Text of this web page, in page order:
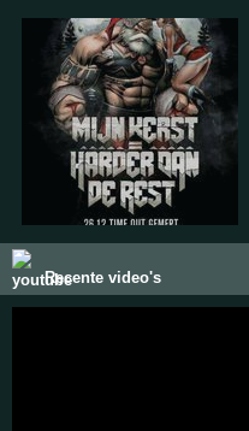
Recente video's